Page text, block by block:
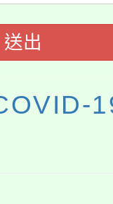
專業人
送出